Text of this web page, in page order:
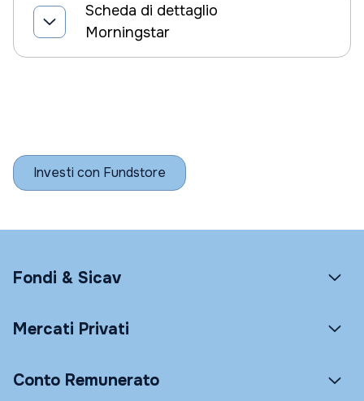
Scheda di dettaglio
Morningstar
Investi con Fundstore
Fondi & Sicav
Mercati Privati
Conto Remunerato